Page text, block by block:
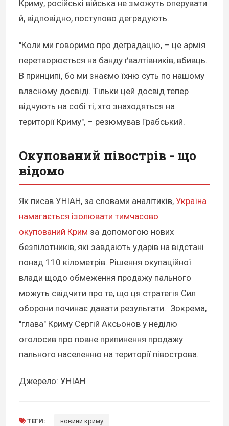
Криму, російські війська не зможуть оперувати
й, відповідно, поступово деградують.
"Коли ми говоримо про деградацію, – це армія
перетворюється на банду ґвалтівників, вбивць.
В принципі, бо ми знаємо їхню суть по нашому
власному досвіді. Тільки цей досвід тепер
відчують на собі ті, хто знаходяться на
території Криму", – резюмував Грабський.
Окупований півострів - що
відомо
Як писав УНІАН, за словами аналітиків, Україна
намагається ізолювати тимчасово
окупований Крим за допомогою нових
безпілотників, які завдають ударів на відстані
понад 110 кілометрів. Рішення окупаційної
влади щодо обмеження продажу пального
можуть свідчити про те, що ця стратегія Сил
оборони починає давати результати. Зокрема,
"глава" Криму Сергій Аксьонов у неділю
оголосив про повне припинення продажу
пального населенню на території півострова.
Джерело: УНІАН
ТЕГИ: новини криму